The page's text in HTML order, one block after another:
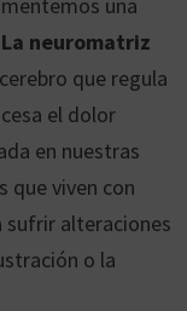
La neuromatriz
que regula
el dolor
en nuestras
que viven con
sufrir alteraciones
o la